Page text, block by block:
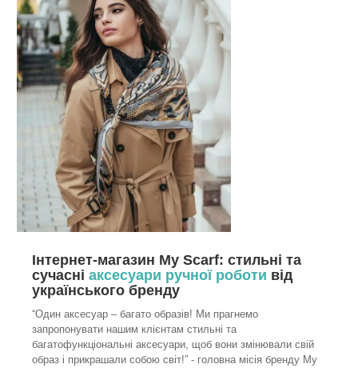
Інтернет-магазин My Scarf: стильні та
сучасні аксесуари ручної роботи від
українського бренду
“Один аксесуар – багато образів! Ми прагнемо
запропонувати нашим клієнтам стильні та
багатофункціональні аксесуари, щоб вони змінювали свій
образ і прикрашали собою світ!” - головна місія бренду My